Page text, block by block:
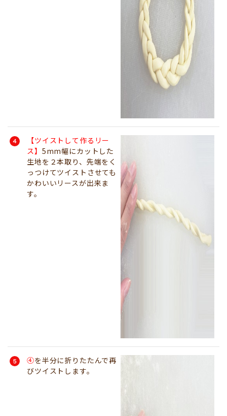
【ツイストして作るリー
ス】 5mm幅にカットした
生地を２本取り、先端をく
っつけてツイストさせても
かわいいリースが出来ま
す。
④を半分に折りたたんで再
びツイストします。